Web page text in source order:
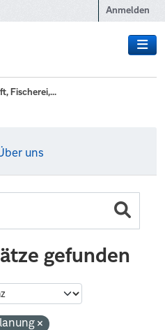
Anmelden
Fischerei,...
uns
gefunden